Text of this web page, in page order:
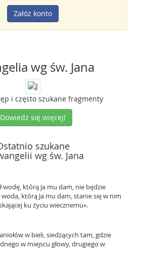
Załóż konto
wg św. Jana
i często szukane fragmenty
Dowiedz się więcej!
szukane
wg św. Jana
wodę, którą Ja mu dam, nie będzie
woda, którą Ja mu dam, stanie się w nim
ku życiu wiecznemu».
w bieli, siedzących tam, gdzie
w miejscu głowy, drugiego w